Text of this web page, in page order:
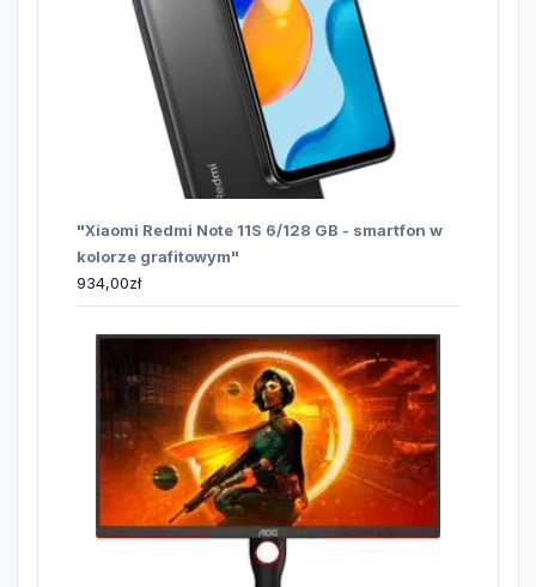
"Xiaomi Redmi Note 11S 6/128 GB - smartfon w
kolorze grafitowym"
934,00zł